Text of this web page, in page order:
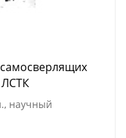
научный